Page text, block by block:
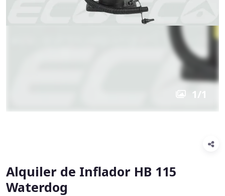
1/1
Alquiler de Inflador HB 115
Waterdog